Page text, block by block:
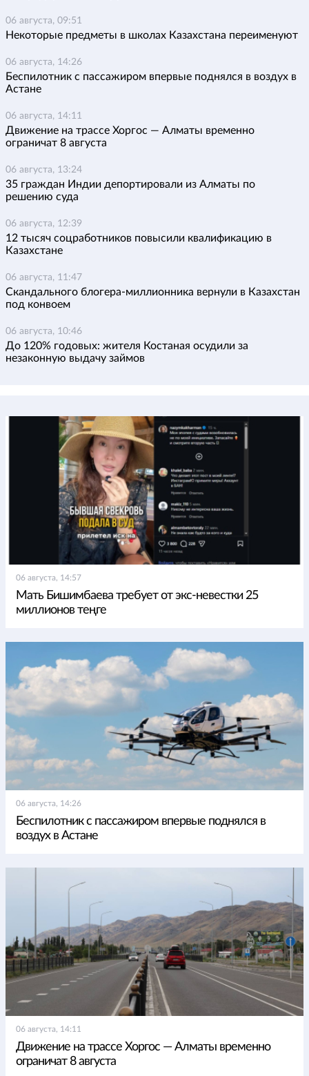
06 августа, 09:51
Некоторые предметы в школах Казахстана переименуют
06 августа, 14:26
Беспилотник с пассажиром впервые поднялся в воздух в
Астане
06 августа, 14:11
Движение на трассе Хоргос — Алматы временно
ограничат 8 августа
06 августа, 13:24
35 граждан Индии депортировали из Алматы по
решению суда
06 августа, 12:39
12 тысяч соцработников повысили квалификацию в
Казахстане
06 августа, 11:47
Скандального блогера-миллионника вернули в Казахстан
под конвоем
06 августа, 10:46
До 120% годовых: жителя Костаная осудили за
незаконную выдачу займов
06 августа, 14:57
Мать Бишимбаева требует от экс-невестки 25
миллионов теңге
06 августа, 14:26
Беспилотник с пассажиром впервые поднялся в
воздух в Астане
06 августа, 14:11
Движение на трассе Хоргос — Алматы временно
ограничат 8 августа